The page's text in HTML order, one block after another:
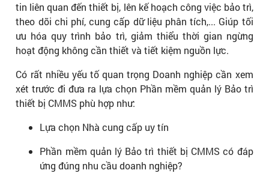
tin liên quan đến thiết bị, lên kế hoạch công việc bảo trì,
theo dõi chi phí, cung cấp dữ liệu phân tích,... Giúp tối
ưu hóa quy trình bảo trì, giảm thiểu thời gian ngừng
hoạt động không cần thiết và tiết kiệm nguồn lực.
Có rất nhiều yếu tố quan trọng Doanh nghiệp cần xem
xét trước đi đưa ra lựa chọn Phần mềm quản lý Bảo trì
thiết bị CMMS phù hợp như:
Lựa chọn Nhà cung cấp uy tín
Phần mềm quản lý Bảo trì thiết bị CMMS có đáp
ứng đúng nhu cầu doanh nghiệp?